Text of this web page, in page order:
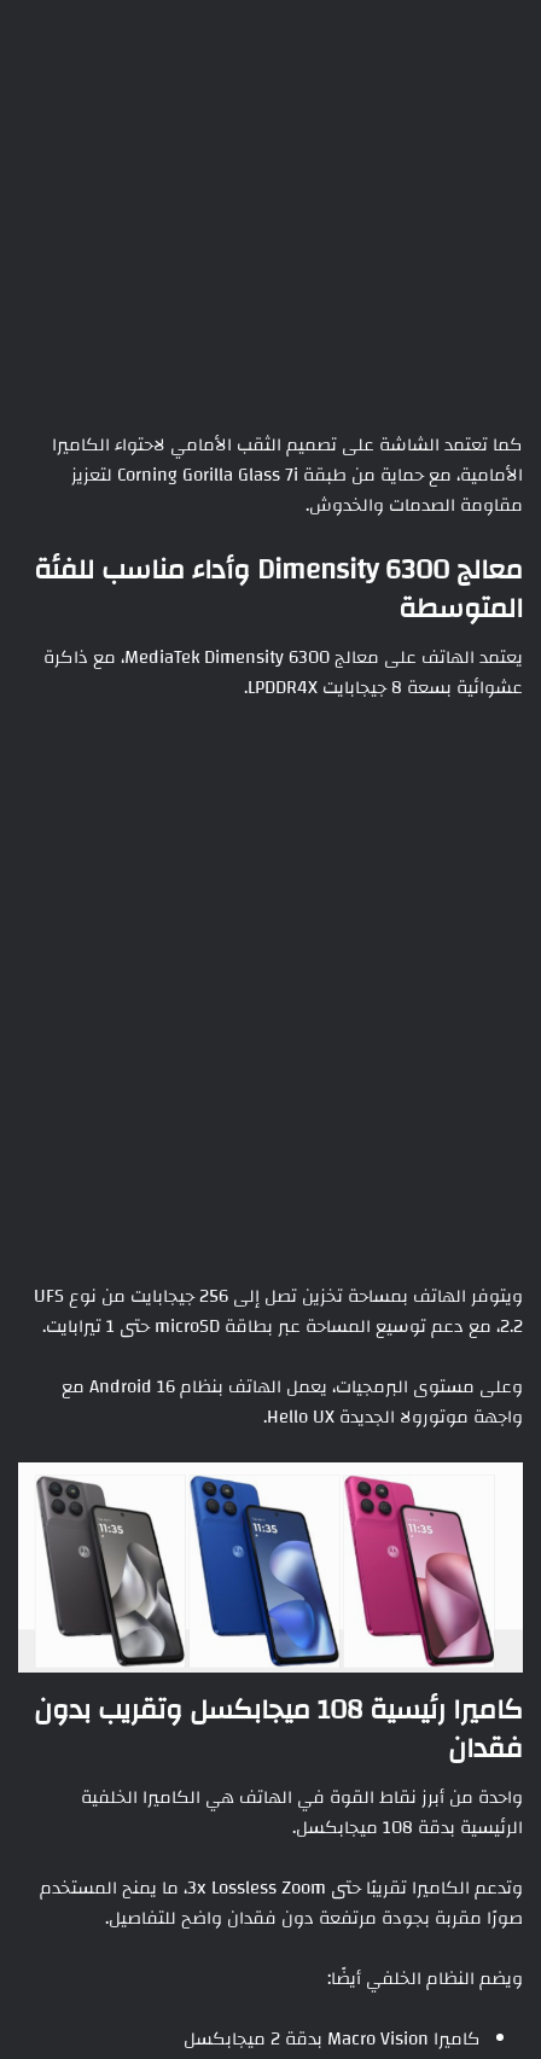
كما تعتمد الشاشة على تصميم الثقب الأمامي لاحتواء الكاميرا
الأمامية، مع حماية من طبقة Corning Gorilla Glass 7i لتعزيز
مقاومة الصدمات والخدوش.
معالج Dimensity 6300 وأداء مناسب للفئة
المتوسطة
يعتمد الهاتف على معالج MediaTek Dimensity 6300، مع ذاكرة
عشوائية بسعة 8 جيجابايت LPDDR4X.
ويتوفر الهاتف بمساحة تخزين تصل إلى 256 جيجابايت من نوع UFS
2.2، مع دعم توسيع المساحة عبر بطاقة microSD حتى 1 تيرابايت.
وعلى مستوى البرمجيات، يعمل الهاتف بنظام Android 16 مع
واجهة موتورولا الجديدة Hello UX.
كاميرا رئيسية 108 ميجابكسل وتقريب بدون
فقدان
واحدة من أبرز نقاط القوة في الهاتف هي الكاميرا الخلفية
الرئيسية بدقة 108 ميجابكسل.
وتدعم الكاميرا تقريبًا حتى 3x Lossless Zoom، ما يمنح المستخدم
صورًا مقربة بجودة مرتفعة دون فقدان واضح للتفاصيل.
ويضم النظام الخلفي أيضًا:
كاميرا Macro Vision بدقة 2 ميجابكسل